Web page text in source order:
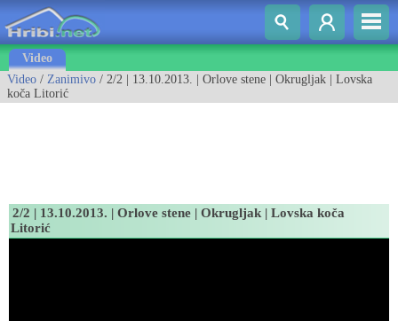
Video
Video / Zanimivo / 2/2 | 13.10.2013. | Orlove stene | Okrugljak | Lovska
koča Litorić
2/2 | 13.10.2013. | Orlove stene | Okrugljak | Lovska koča
Litorić